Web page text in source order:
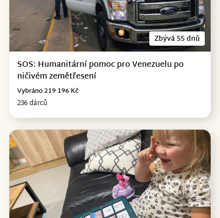
Zbývá 55 dnů
SOS: Humanitární pomoc pro Venezuelu po
ničivém zemětřesení
236 dárců
Vybráno 219 196 Kč